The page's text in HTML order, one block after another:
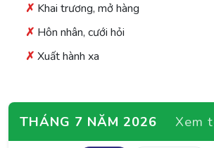
Khai trương, mở hàng
Hôn nhân, cưới hỏi
Xuất hành xa
THÁNG 7 NĂM 2026 Xem